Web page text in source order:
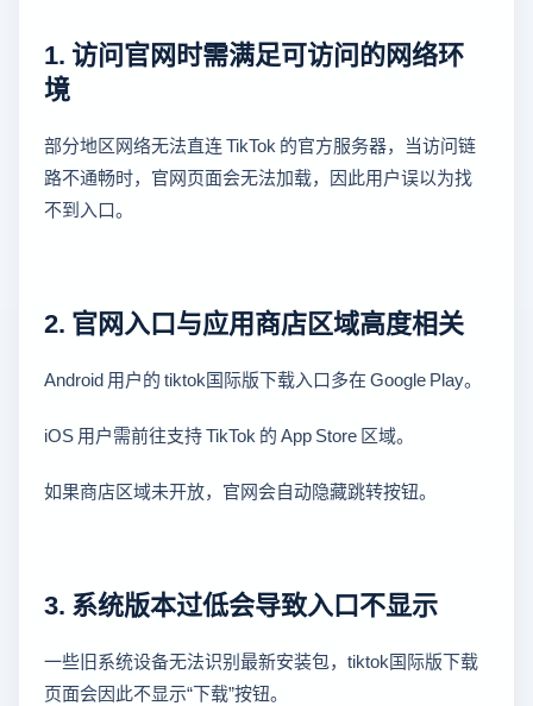
1. 访问官网时需满足可访问的网络环
境
部分地区网络无法直连 TikTok 的官方服务器，当访问链
路不通畅时，官网页面会无法加载，因此用户误以为找
不到入口。
2. 官网入口与应用商店区域高度相关
Android 用户的 tiktok国际版下载入口多在 Google Play。
iOS 用户需前往支持 TikTok 的 App Store 区域。
如果商店区域未开放，官网会自动隐藏跳转按钮。
3. 系统版本过低会导致入口不显示
一些旧系统设备无法识别最新安装包，tiktok国际版下载
页面会因此不显示“下载”按钮。